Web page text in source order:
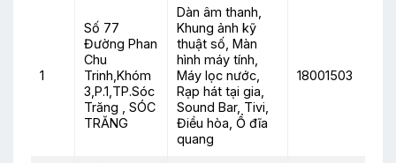
1
Số 77
Đường Phan
Chu
Trinh,Khóm
3,P.1,TP.Sóc
Trăng , SÓC
TRĂNG
Dàn âm thanh,
Khung ảnh kỹ
thuật số, Màn
hình máy tính,
Máy lọc nước,
Rạp hát tại gia,
Sound Bar, Tivi,
Điều hòa, Ổ đĩa
quang
18001503